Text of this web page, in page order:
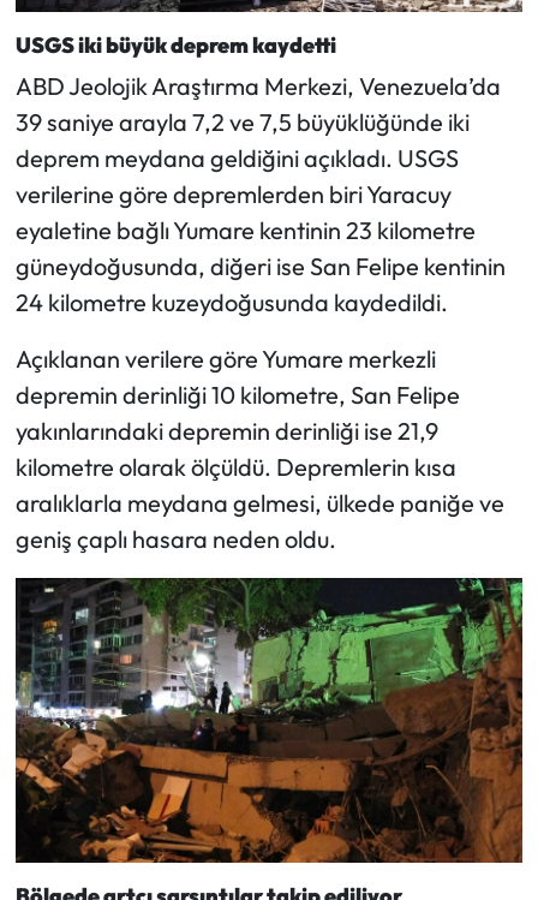
USGS iki büyük deprem kaydetti
ABD Jeolojik Araştırma Merkezi, Venezuela’da
39 saniye arayla 7,2 ve 7,5 büyüklüğünde iki
deprem meydana geldiğini açıkladı. USGS
verilerine göre depremlerden biri Yaracuy
eyaletine bağlı Yumare kentinin 23 kilometre
güneydoğusunda, diğeri ise San Felipe kentinin
24 kilometre kuzeydoğusunda kaydedildi.
Açıklanan verilere göre Yumare merkezli
depremin derinliği 10 kilometre, San Felipe
yakınlarındaki depremin derinliği ise 21,9
kilometre olarak ölçüldü. Depremlerin kısa
aralıklarla meydana gelmesi, ülkede paniğe ve
geniş çaplı hasara neden oldu.